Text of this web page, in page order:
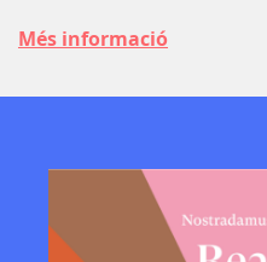
Més informació